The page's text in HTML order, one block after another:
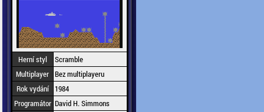
Herní styl
Scramble
Multiplayer Bez multiplayeru
Rok vydání
1984
Programátor David H. Simmons